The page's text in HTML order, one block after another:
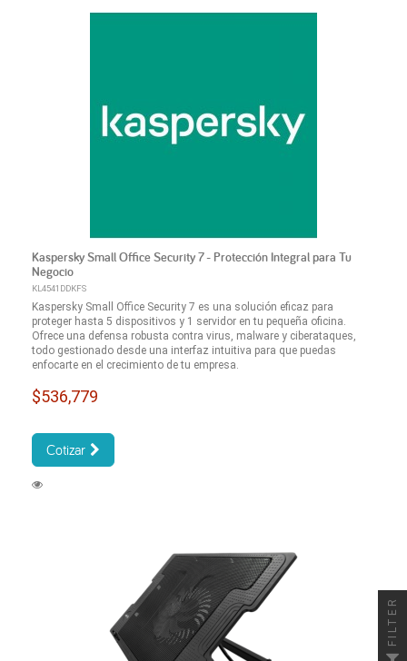
Kaspersky Small Office Security 7 - Protección Integral para Tu
Negocio
KL4541DDKFS
Kaspersky Small Office Security 7 es una solución eficaz para
proteger hasta 5 dispositivos y 1 servidor en tu pequeña oficina.
Ofrece una defensa robusta contra virus, malware y ciberataques,
todo gestionado desde una interfaz intuitiva para que puedas
enfocarte en el crecimiento de tu empresa.
$536,779
Cotizar
FILTER